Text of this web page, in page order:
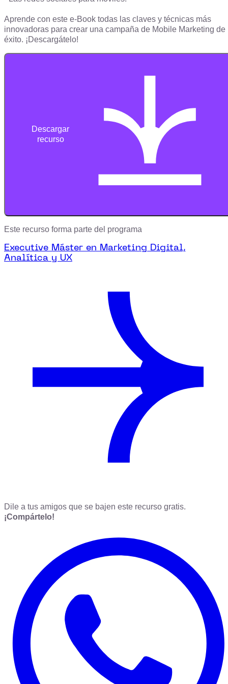
Aprende con este e-Book todas las claves y técnicas más
innovadoras para crear una campaña de Mobile Marketing de
éxito. ¡Descargátelo!
Descargar
recurso
Este recurso forma parte del programa
Executive Máster en Marketing Digital,
Analítica y UX
Dile a tus amigos que se bajen este recurso gratis.
¡Compártelo!